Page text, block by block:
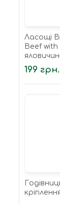
Ласощі
Beef with
199 грн.